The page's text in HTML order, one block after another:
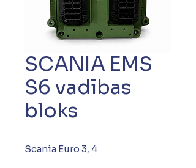
SCANIA EMS
S6 vadības
bloks
Scania Euro 3, 4